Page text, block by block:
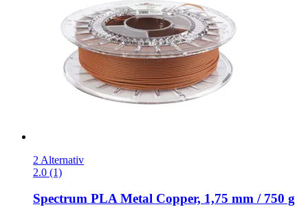
2 Alternativ
2.0 (1)
Spectrum PLA Metal Copper, 1,75 mm / 750 g